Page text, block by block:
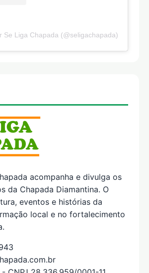
Se Liga Chapada (@seligachapada)
acompanha e divulga os
da Chapada Diamantina. O
eventos e histórias da
local e no fortalecimento